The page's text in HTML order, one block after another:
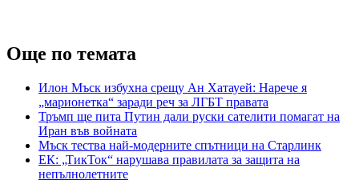
Още по темата
Илон Мъск избухна срещу Ан Хатауей: Нарече я
„марионетка“ заради реч за ЛГБТ правата
Тръмп ще пита Путин дали руски сателити помагат на
Иран във войната
Мъск тества най-модерните спътници на Старлинк
ЕК: „ТикТок“ нарушава правилата за защита на
непълнолетните